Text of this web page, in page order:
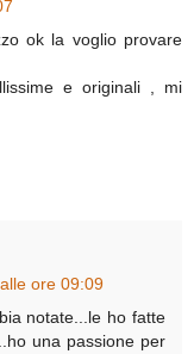
ok la voglio provare
e originali , mi
ore 09:09
notate...le ho fatte
una passione per